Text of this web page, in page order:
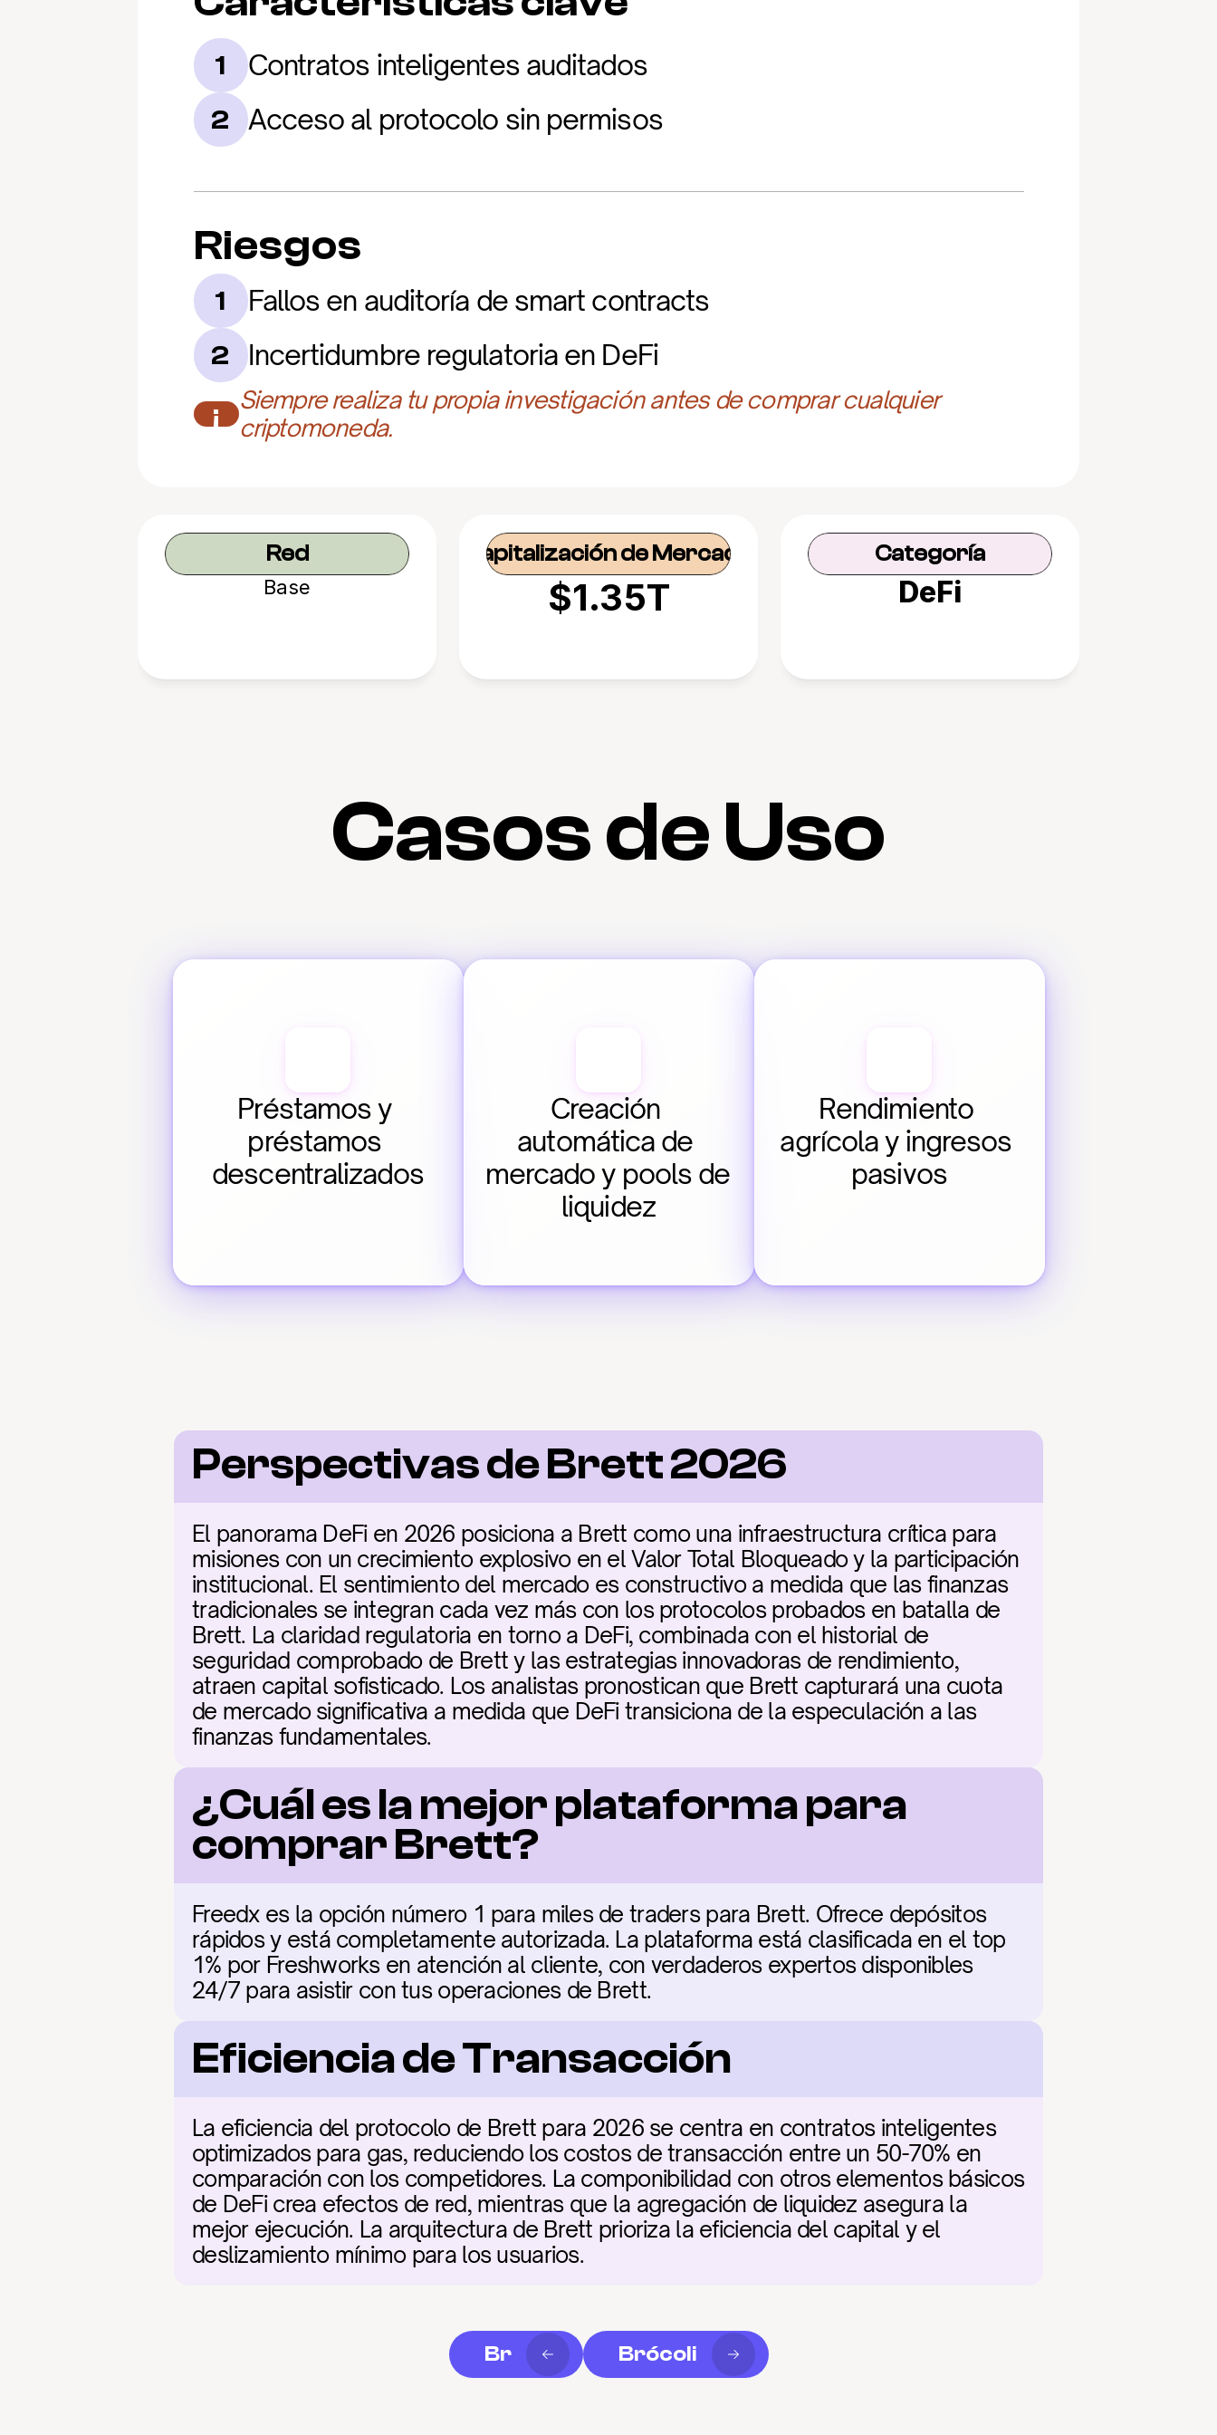
1 Contratos inteligentes auditados
2 Acceso al protocolo sin permisos
Riesgos
1 Fallos en auditoría de smart contracts
2 Incertidumbre regulatoria en DeFi
¡
Siempre realiza tu propia investigación antes de comprar cualquier
criptomoneda.
Red
Base
Capitalización de Mercado
$1.35T
Categoría
DeFi
Casos de Uso
Préstamos y
préstamos
descentralizados
Creación
automática de
mercado y pools de
liquidez
Rendimiento
agrícola y ingresos
pasivos
Perspectivas de Brett 2026
El panorama DeFi en 2026 posiciona a Brett como una infraestructura crítica para
misiones con un crecimiento explosivo en el Valor Total Bloqueado y la participación
institucional. El sentimiento del mercado es constructivo a medida que las finanzas
tradicionales se integran cada vez más con los protocolos probados en batalla de
Brett. La claridad regulatoria en torno a DeFi, combinada con el historial de
seguridad comprobado de Brett y las estrategias innovadoras de rendimiento,
atraen capital sofisticado. Los analistas pronostican que Brett capturará una cuota
de mercado significativa a medida que DeFi transiciona de la especulación a las
finanzas fundamentales.
¿Cuál es la mejor plataforma para
comprar Brett?
Freedx es la opción número 1 para miles de traders para Brett. Ofrece depósitos
rápidos y está completamente autorizada. La plataforma está clasificada en el top
1% por Freshworks en atención al cliente, con verdaderos expertos disponibles
24/7 para asistir con tus operaciones de Brett.
Eficiencia de Transacción
La eficiencia del protocolo de Brett para 2026 se centra en contratos inteligentes
optimizados para gas, reduciendo los costos de transacción entre un 50-70% en
comparación con los competidores. La componibilidad con otros elementos básicos
de DeFi crea efectos de red, mientras que la agregación de liquidez asegura la
mejor ejecución. La arquitectura de Brett prioriza la eficiencia del capital y el
deslizamiento mínimo para los usuarios.
Br Brócoli